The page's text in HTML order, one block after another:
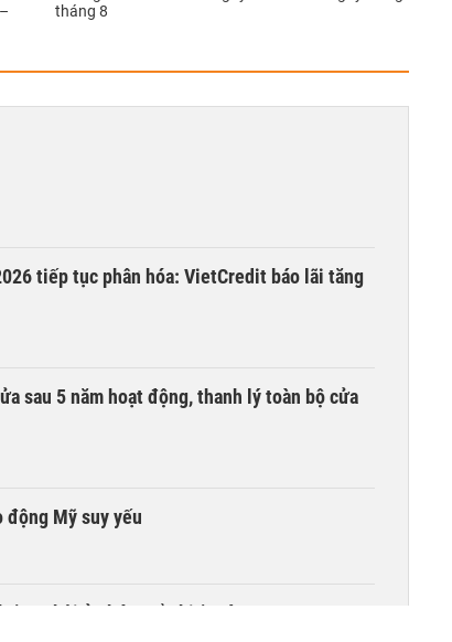
tháng 8
tiếp tục phân hóa: VietCredit báo lãi tăng
sau 5 năm hoạt động, thanh lý toàn bộ cửa
Mỹ suy yếu
cơ hội ở nhóm cổ phiếu nào?